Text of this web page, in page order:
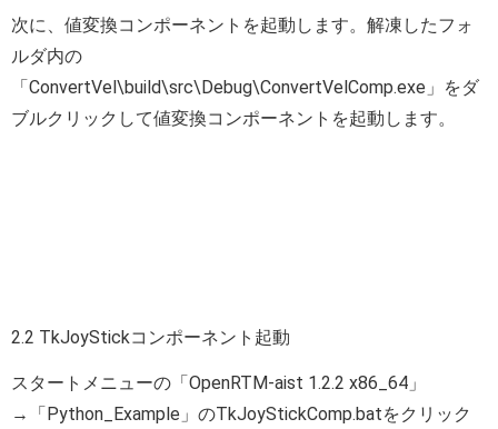
次に、値変換コンポーネントを起動します。解凍したフォ
ルダ内の
「ConvertVel\build\src\Debug\ConvertVelComp.exe」をダ
ブルクリックして値変換コンポーネントを起動します。
2.2 TkJoyStickコンポーネント起動
スタートメニューの「OpenRTM-aist 1.2.2 x86_64」
→「Python_Example」のTkJoyStickComp.batをクリック